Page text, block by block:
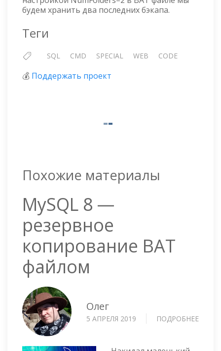
будем хранить два последних бэкапа.
Теги
SQL CMD SPECIAL WEB CODE
💰 Поддержать проект
Похожие материалы
MySQL 8 —
резервное
копирование BAT
файлом
Олег
5 АПРЕЛЯ 2019 ПОДРОБНЕЕ